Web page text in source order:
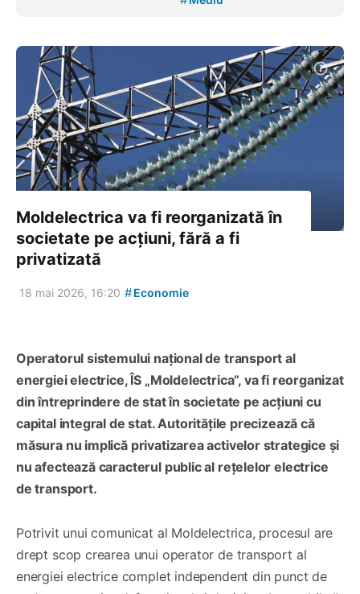
Moldelectrica va fi reorganizată în
societate pe acțiuni, fără a fi
privatizată
18 mai 2026, 16:20 #Economie
Operatorul sistemului național de transport al
energiei electrice, ÎS „Moldelectrica”, va fi reorganizat
din întreprindere de stat în societate pe acțiuni cu
capital integral de stat. Autoritățile precizează că
măsura nu implică privatizarea activelor strategice și
nu afectează caracterul public al rețelelor electrice
de transport.
Potrivit unui comunicat al Moldelectrica, procesul are
drept scop crearea unui operator de transport al
energiei electrice complet independent din punct de